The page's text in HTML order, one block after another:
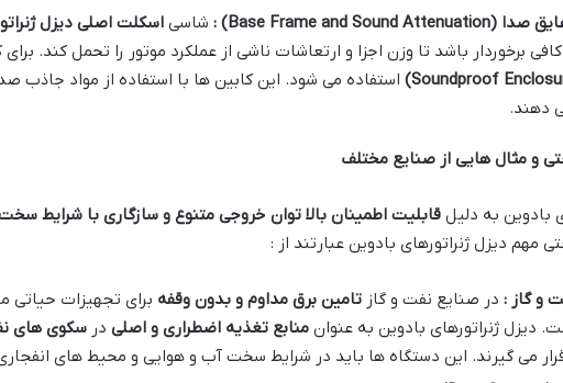
صدا (Base Frame and Sound Attenuation)
: شاسیاسکلت اصلی دیزل
برخوردار باشد تا وزن اجزا و ارتعاشات ناشی از عملکرد موتور را تحمل کند.
استفاده می شود. این کابین ها با استفاده از مواد جاذب
دهند.
و مثال هایی از صنایع مختلف
بادوین به دلیلقابلیت اطمینان بالا توان خروجی متنوع و سازگاری با شرایط
مهم دیزل ژنراتورهای بادوین عبارتند از :
و گاز : در صنایع نفت و گازتامین برق مداوم و بدون وقفه برای تجهیزات حیاتی
دیزل ژنراتورهای بادوین به عنوانمنابع تغذیه اضطراری و اصلی درسکوی های
می گیرند. این دستگاه ها باید در شرایط سخت آب و هوایی و محیط های